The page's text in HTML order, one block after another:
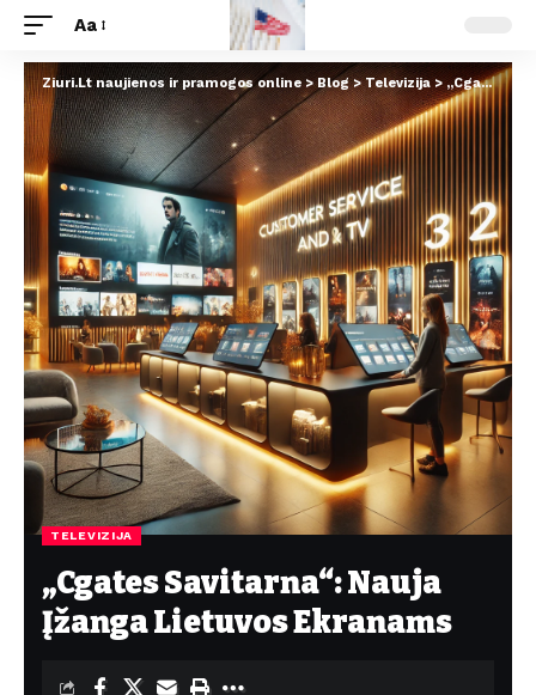
Aa
Ziuri.Lt naujienos ir pramogos online>Blog>Televizija >„Cgates Savitarna“: Nauja Įžanga Lietuvos Ekranams
TELEVIZIJA
„Cgates Savitarna“: Nauja
Įžanga Lietuvos Ekranams